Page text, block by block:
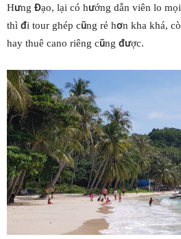
Hưng Đạo, lại có hướng dẫn viên lo
thì đi tour ghép cũng rẻ hơn kha khá,
hay thuê cano riêng cũng được.